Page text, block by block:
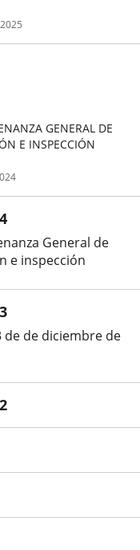
GENERAL DE
E INSPECCIÓN
General de
e inspección
de de diciembre de